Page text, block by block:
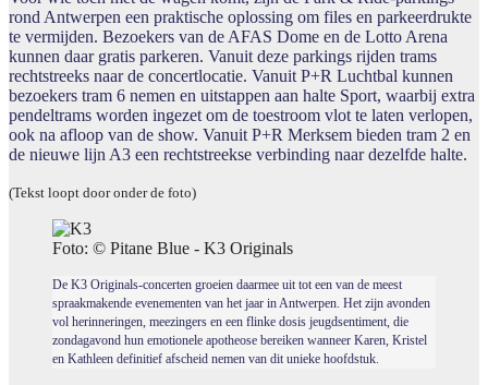
rond Antwerpen een praktische oplossing om files en parkeerdrukte
te vermijden. Bezoekers van de AFAS Dome en de Lotto Arena
kunnen daar gratis parkeren. Vanuit deze parkings rijden trams
rechtstreeks naar de concertlocatie. Vanuit P+R Luchtbal kunnen
bezoekers tram 6 nemen en uitstappen aan halte Sport, waarbij extra
pendeltrams worden ingezet om de toestroom vlot te laten verlopen,
ook na afloop van de show. Vanuit P+R Merksem bieden tram 2 en
de nieuwe lijn A3 een rechtstreekse verbinding naar dezelfde halte.
(Tekst loopt door onder de foto)
Foto: © Pitane Blue - K3 Originals
De K3 Originals-concerten groeien daarmee uit tot een van de meest
spraakmakende evenementen van het jaar in Antwerpen. Het zijn avonden
vol herinneringen, meezingers en een flinke dosis jeugdsentiment, die
zondagavond hun emotionele apotheose bereiken wanneer Karen, Kristel
en Kathleen definitief afscheid nemen van dit unieke hoofdstuk.